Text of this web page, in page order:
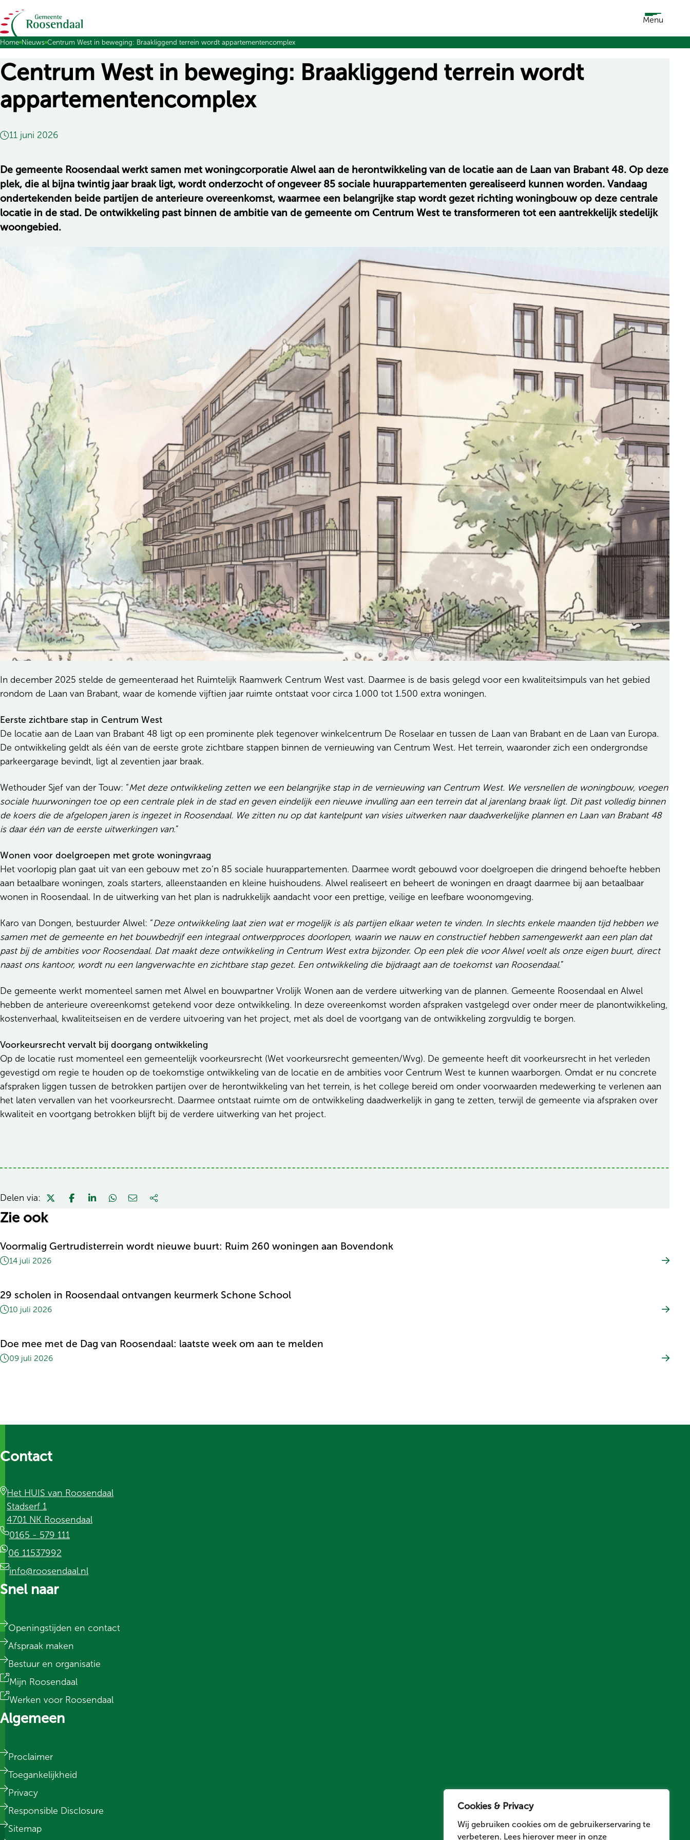
Cookies & Privacy
Wij gebruiken cookies om de gebruikerservaring te
verbeteren. Lees hierover meer in onze
Ga naar de inhoud Menu
Home Nieuws Centrum West in beweging: Braakliggend terrein wordt appartementencomplex
Centrum West in beweging: Braakliggend terrein wordt
appartementencomplex
11 juni 2026
De gemeente Roosendaal werkt samen met woningcorporatie Alwel aan de herontwikkeling van de locatie aan de Laan van Brabant 48. Op deze
plek, die al bijna twintig jaar braak ligt, wordt onderzocht of ongeveer 85 sociale huurappartementen gerealiseerd kunnen worden. Vandaag
ondertekenden beide partijen de anterieure overeenkomst, waarmee een belangrijke stap wordt gezet richting woningbouw op deze centrale
locatie in de stad. De ontwikkeling past binnen de ambitie van de gemeente om Centrum West te transformeren tot een aantrekkelijk stedelijk
woongebied.
In december 2025 stelde de gemeenteraad het Ruimtelijk Raamwerk Centrum West vast. Daarmee is de basis gelegd voor een kwaliteitsimpuls van het gebied
rondom de Laan van Brabant, waar de komende vijftien jaar ruimte ontstaat voor circa 1.000 tot 1.500 extra woningen.
Eerste zichtbare stap in Centrum West
De locatie aan de Laan van Brabant 48 ligt op een prominente plek tegenover winkelcentrum De Roselaar en tussen de Laan van Brabant en de Laan van Europa.
De ontwikkeling geldt als één van de eerste grote zichtbare stappen binnen de vernieuwing van Centrum West. Het terrein, waaronder zich een ondergrondse
parkeergarage bevindt, ligt al zeventien jaar braak.
Wethouder Sjef van der Touw: “Met deze ontwikkeling zetten we een belangrijke stap in de vernieuwing van Centrum West. We versnellen de woningbouw, voegen
sociale huurwoningen toe op een centrale plek in de stad en geven eindelijk een nieuwe invulling aan een terrein dat al jarenlang braak ligt. Dit past volledig binnen
de koers die de afgelopen jaren is ingezet in Roosendaal. We zitten nu op dat kantelpunt van visies uitwerken naar daadwerkelijke plannen en Laan van Brabant 48
is daar één van de eerste uitwerkingen van.”
Wonen voor doelgroepen met grote woningvraag
Het voorlopig plan gaat uit van een gebouw met zo’n 85 sociale huurappartementen. Daarmee wordt gebouwd voor doelgroepen die dringend behoefte hebben
aan betaalbare woningen, zoals starters, alleenstaanden en kleine huishoudens. Alwel realiseert en beheert de woningen en draagt daarmee bij aan betaalbaar
wonen in Roosendaal. In de uitwerking van het plan is nadrukkelijk aandacht voor een prettige, veilige en leefbare woonomgeving.
Karo van Dongen, bestuurder Alwel: “Deze ontwikkeling laat zien wat er mogelijk is als partijen elkaar weten te vinden. In slechts enkele maanden tijd hebben we
samen met de gemeente en het bouwbedrijf een integraal ontwerpproces doorlopen, waarin we nauw en constructief hebben samengewerkt aan een plan dat
past bij de ambities voor Roosendaal. Dat maakt deze ontwikkeling in Centrum West extra bijzonder. Op een plek die voor Alwel voelt als onze eigen buurt, direct
naast ons kantoor, wordt nu een langverwachte en zichtbare stap gezet. Een ontwikkeling die bijdraagt aan de toekomst van Roosendaal.”
De gemeente werkt momenteel samen met Alwel en bouwpartner Vrolijk Wonen aan de verdere uitwerking van de plannen. Gemeente Roosendaal en Alwel
hebben de anterieure overeenkomst getekend voor deze ontwikkeling. In deze overeenkomst worden afspraken vastgelegd over onder meer de planontwikkeling,
kostenverhaal, kwaliteitseisen en de verdere uitvoering van het project, met als doel de voortgang van de ontwikkeling zorgvuldig te borgen.
Voorkeursrecht vervalt bij doorgang ontwikkeling
Op de locatie rust momenteel een gemeentelijk voorkeursrecht (Wet voorkeursrecht gemeenten/Wvg). De gemeente heeft dit voorkeursrecht in het verleden
gevestigd om regie te houden op de toekomstige ontwikkeling van de locatie en de ambities voor Centrum West te kunnen waarborgen. Omdat er nu concrete
afspraken liggen tussen de betrokken partijen over de herontwikkeling van het terrein, is het college bereid om onder voorwaarden medewerking te verlenen aan
het laten vervallen van het voorkeursrecht. Daarmee ontstaat ruimte om de ontwikkeling daadwerkelijk in gang te zetten, terwijl de gemeente via afspraken over
kwaliteit en voortgang betrokken blijft bij de verdere uitwerking van het project.
Delen via:
Zie ook
Voormalig Gertrudisterrein wordt nieuwe buurt: Ruim 260 woningen aan Bovendonk
14 juli 2026
29 scholen in Roosendaal ontvangen keurmerk Schone School
10 juli 2026
Doe mee met de Dag van Roosendaal: laatste week om aan te melden
09 juli 2026
Contact
Het HUIS van Roosendaal
Stadserf 1
4701 NK Roosendaal
0165 - 579 111
06 11537992
info@roosendaal.nl
Snel naar
Openingstijden en contact
Afspraak maken
Bestuur en organisatie
Mijn Roosendaal
Werken voor Roosendaal
Algemeen
Proclaimer
Toegankelijkheid
Privacy
Responsible Disclosure
Sitemap